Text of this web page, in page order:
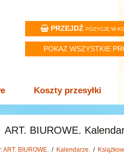
PRZEJDŹ POZYCJE W
POKAZ WSZYSTKIE
Koszty przesyłki
ART. BIUROWE.
ART. BIUROWE. / Kalendarze. /